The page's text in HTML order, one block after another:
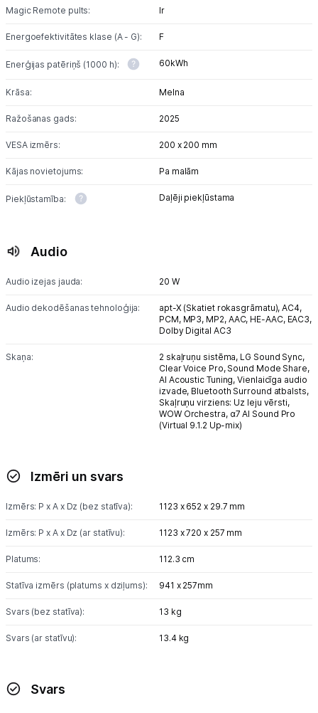
Magic Remote pults: Ir
Energoefektivitātes klase (A - G): F
Enerģijas patēriņš (1000 h): 60kWh
Krāsa: Melna
Ražošanas gads: 2025
VESA izmērs: 200 x 200 mm
Kājas novietojums: Pa malām
Piekļūstamība: Daļēji piekļūstama
Audio
Audio izejas jauda: 20 W
Audio dekodēšanas tehnoloģija: apt-X (Skatiet rokasgrāmatu),AC4,
PCM, MP3, MP2, AAC, HE-AAC, EAC3,
Dolby Digital AC3
Skaņa: 2 skaļruņu sistēma, LG Sound Sync,
Clear Voice Pro, Sound Mode Share,
AI Acoustic Tuning,Vienlaicīga audio
izvade, Bluetooth Surround atbalsts,
Skaļruņu virziens: Uz leju vērsti,
WOW Orchestra, α7 AI Sound Pro
(Virtual 9.1.2 Up-mix)
Izmēri un svars
Izmērs: P x A x Dz (bez statīva): 1123 x 652 x 29.7 mm
Izmērs: P x A x Dz (ar statīvu): 1123 x 720 x 257 mm
Platums: 112.3 cm
Statīva izmērs (platums x dziļums): 941 x 257mm
Svars (bez statīva): 13 kg
Svars (ar statīvu): 13.4 kg
Svars